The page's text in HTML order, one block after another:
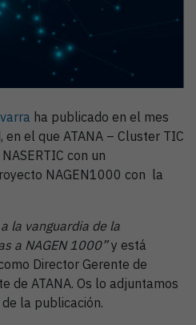
ha publicado en el mes
en el que ATANA – Cluster TIC
con un
NAGEN1000 con la
la vanguardia de la
a NAGEN 1000”y está
Director Gerente de
de ATANA. Os lo adjuntamos
la publicación.